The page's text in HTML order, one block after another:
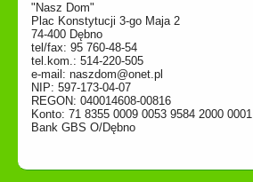
"Nasz Dom"
Plac Konstytucji 3-go Maja 2
74-400 Dębno
tel/fax: 95 760-48-54
tel.kom.: 514-220-505
e-mail: naszdom@onet.pl
NIP: 597-173-04-07
REGON: 040014608-00816
Konto: 71 8355 0009 0053 9584 2000 0001
Bank GBS O/Dębno